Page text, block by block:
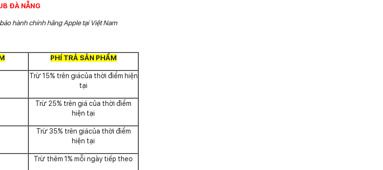
ĐÀ NẴNG
hành chính hãng Apple tại Việt Nam
PHÍ TRẢ SẢN PHẨM
Trừ 15% trên giácủa thời điểm hiện
tại
Trừ 25% trên giá của thời điểm
hiện tại
Trừ 35% trên giácủa thời điểm
hiện tại
Trừ thêm 1% mỗi ngày tiếp theo